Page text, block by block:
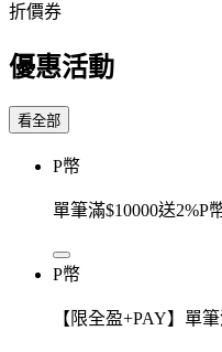
折價券
優惠活動
看全部
P幣
單筆滿$10000送2%P
P幣
【限全盈+PAY】單